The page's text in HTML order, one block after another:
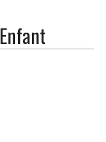
Enfant